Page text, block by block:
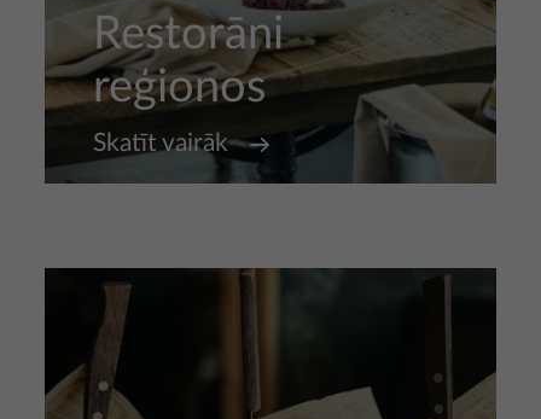
Restorāni
reģionos
Skatīt vairāk